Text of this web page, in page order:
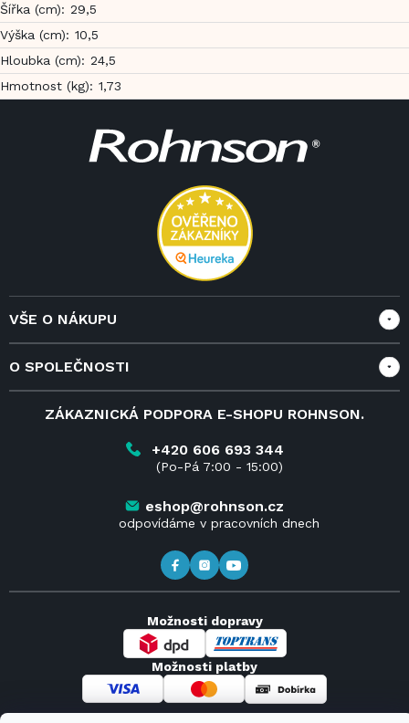
Šířka (cm): 29,5
Výška (cm): 10,5
Hloubka (cm): 24,5
Hmotnost (kg): 1,73
VŠE O NÁKUPU
Doprava a služby
Reklamace
Vrácení zboží do 14 dnů
O SPOLEČNOSTI
ZÁKAZNICKÁ PODPORA E-SHOPU ROHNSON.
+420 606 693 344
(Po-Pá 7:00 - 15:00)
eshop@rohnson.cz
odpovídáme v pracovních dnech
Možnosti dopravy
Možnosti platby